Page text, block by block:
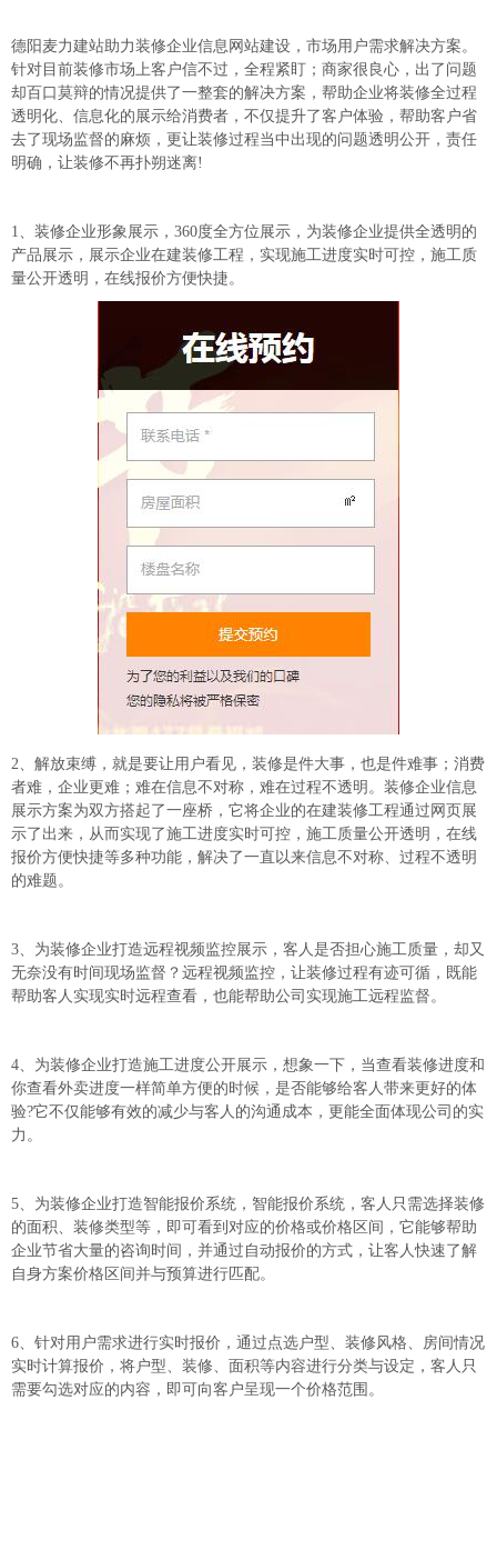
德阳麦力建站助力装修企业信息网站建设，市场用户需求解决方案。
针对目前装修市场上客户信不过，全程紧盯；商家很良心，出了问题
却百口莫辩的情况提供了一整套的解决方案，帮助企业将装修全过程
透明化、信息化的展示给消费者，不仅提升了客户体验，帮助客户省
去了现场监督的麻烦，更让装修过程当中出现的问题透明公开，责任
明确，让装修不再扑朔迷离!
1、装修企业形象展示，360度全方位展示，为装修企业提供全透明的
产品展示，展示企业在建装修工程，实现施工进度实时可控，施工质
量公开透明，在线报价方便快捷。
2、解放束缚，就是要让用户看见，装修是件大事，也是件难事；消费
者难，企业更难；难在信息不对称，难在过程不透明。装修企业信息
展示方案为双方搭起了一座桥，它将企业的在建装修工程通过网页展
示了出来，从而实现了施工进度实时可控，施工质量公开透明，在线
报价方便快捷等多种功能，解决了一直以来信息不对称、过程不透明
的难题。
3、为装修企业打造远程视频监控展示，客人是否担心施工质量，却又
无奈没有时间现场监督？远程视频监控，让装修过程有迹可循，既能
帮助客人实现实时远程查看，也能帮助公司实现施工远程监督。
4、为装修企业打造施工进度公开展示，想象一下，当查看装修进度和
你查看外卖进度一样简单方便的时候，是否能够给客人带来更好的体
验?它不仅能够有效的减少与客人的沟通成本，更能全面体现公司的实
力。
5、为装修企业打造智能报价系统，智能报价系统，客人只需选择装修
的面积、装修类型等，即可看到对应的价格或价格区间，它能够帮助
企业节省大量的咨询时间，并通过自动报价的方式，让客人快速了解
自身方案价格区间并与预算进行匹配。
6、针对用户需求进行实时报价，通过点选户型、装修风格、房间情况
实时计算报价，将户型、装修、面积等内容进行分类与设定，客人只
需要勾选对应的内容，即可向客户呈现一个价格范围。